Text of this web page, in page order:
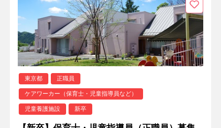
東京都 正職員
ケアワーカー（保育士・児童指導員など）
児童養護施設 新卒